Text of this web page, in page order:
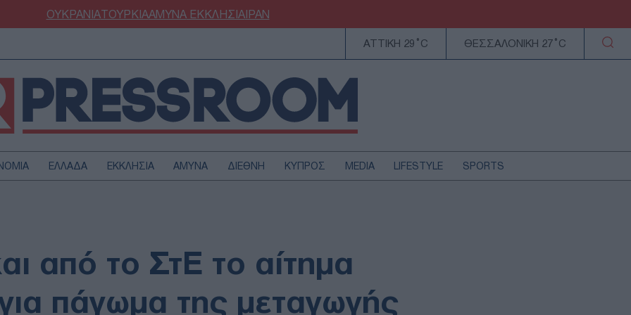
ΟΥΚΡΑΝΙΑΤΟΥΡΚΙΑΑΜΥΝΑΕΚΚΛΗΣΙΑΙΡΑΝ
ΑΤΤΙΚΗ 29°C ΘΕΣΣΑΛΟΝΙΚΗ 27°C
ΕΛΛΑΔΑ ΕΚΚΛΗΣΙΑ ΑΜΥΝΑ ΔΙΕΘΝΗ ΚΥΠΡΟΣ MEDIA LIFESTYLE SPORTS
ΥΓΕΙΑ
ΤΕΧΝΟΛΟΓΙΑ
από το ΣτΕ το αίτημα
πάγωμα της μεταγωγής